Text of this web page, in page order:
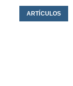
ARTÍCULOS